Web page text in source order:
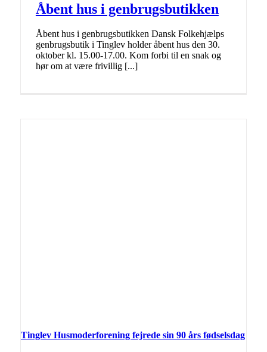
Åbent hus i genbrugsbutikken
Åbent hus i genbrugsbutikken Dansk Folkehjælps
genbrugsbutik i Tinglev holder åbent hus den 30.
oktober kl. 15.00-17.00. Kom forbi til en snak og
hør om at være frivillig [...]
Tinglev Husmoderforening fejrede sin 90 års fødselsdag